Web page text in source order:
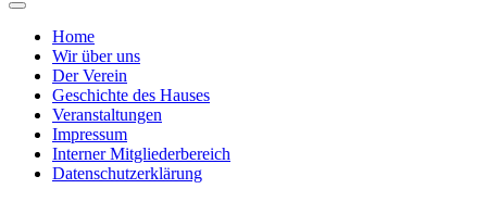
Home
Wir über uns
Der Verein
Geschichte des Hauses
Veranstaltungen
Impressum
Interner Mitgliederbereich
Datenschutzerklärung